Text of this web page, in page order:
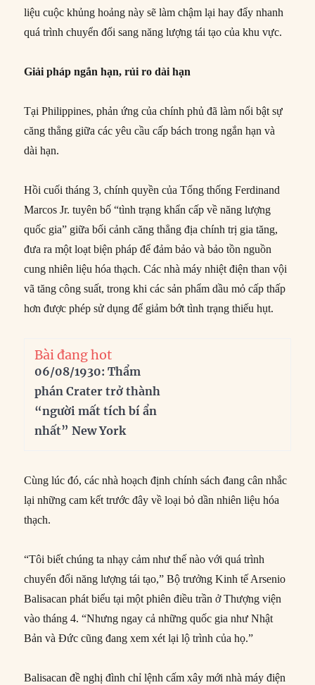
liệu cuộc khủng hoảng này sẽ làm chậm lại hay đẩy nhanh
quá trình chuyển đổi sang năng lượng tái tạo của khu vực.
Giải pháp ngắn hạn, rủi ro dài hạn
Tại Philippines, phản ứng của chính phủ đã làm nổi bật sự
căng thẳng giữa các yêu cầu cấp bách trong ngắn hạn và
dài hạn.
Hồi cuối tháng 3, chính quyền của Tổng thống Ferdinand
Marcos Jr. tuyên bố “tình trạng khẩn cấp về năng lượng
quốc gia” giữa bối cảnh căng thẳng địa chính trị gia tăng,
đưa ra một loạt biện pháp để đảm bảo và bảo tồn nguồn
cung nhiên liệu hóa thạch. Các nhà máy nhiệt điện than vội
vã tăng công suất, trong khi các sản phẩm dầu mỏ cấp thấp
hơn được phép sử dụng để giảm bớt tình trạng thiếu hụt.
Bài đang hot
06/08/1930: Thẩm
phán Crater trở thành
“người mất tích bí ẩn
nhất” New York
Cùng lúc đó, các nhà hoạch định chính sách đang cân nhắc
lại những cam kết trước đây về loại bỏ dần nhiên liệu hóa
thạch.
“Tôi biết chúng ta nhạy cảm như thế nào với quá trình
chuyển đổi năng lượng tái tạo,” Bộ trưởng Kinh tế Arsenio
Balisacan phát biểu tại một phiên điều trần ở Thượng viện
vào tháng 4. “Nhưng ngay cả những quốc gia như Nhật
Bản và Đức cũng đang xem xét lại lộ trình của họ.”
Balisacan đề nghị đình chỉ lệnh cấm xây mới nhà máy điện